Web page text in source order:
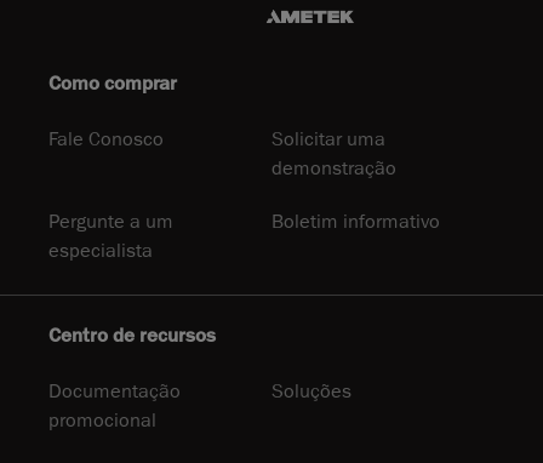
Como comprar
Fale Conosco
Solicitar uma
demonstração
Pergunte a um
especialista
Boletim informativo
Centro de recursos
Documentação
promocional
Soluções